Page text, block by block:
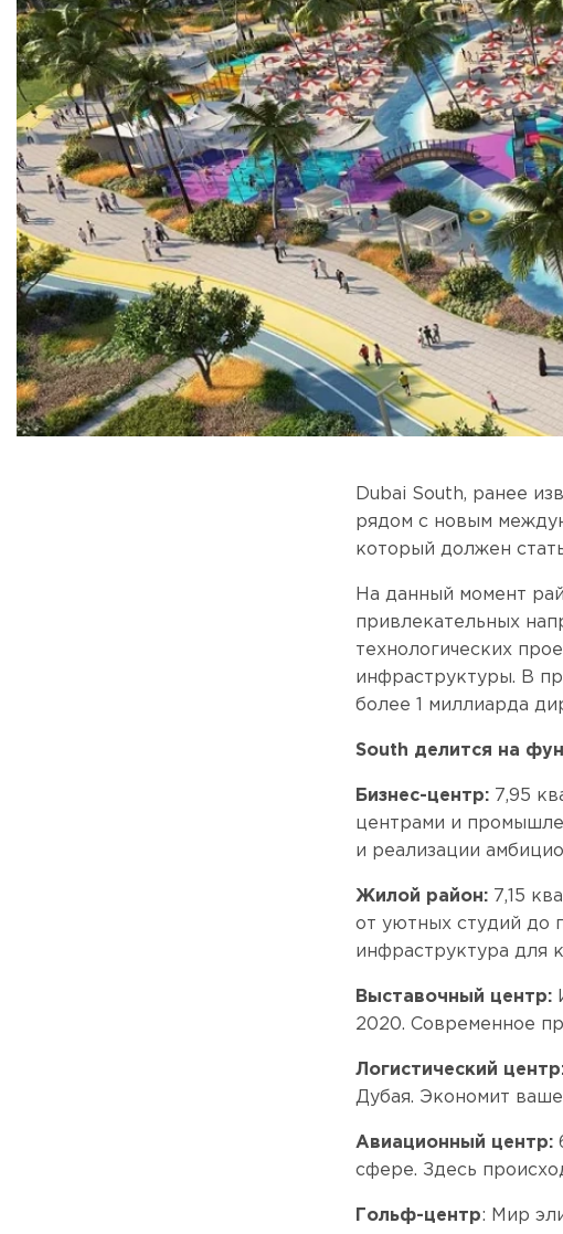
Dubai South, ранее
рядом с новым
который должен
На данный момент
привлекательных
технологических
инфраструктуры. В
более 1 миллиарда
South делится на
Бизнес-центр: 7,95
центрами и
и реализации
Жилой район: 7,15
от уютных студий до
инфраструктура для
Выставочный центр:
2020. Современное
Логистический
Дубая. Экономит
Авиационный центр:
сфере. Здесь
Гольф-центр: Мир